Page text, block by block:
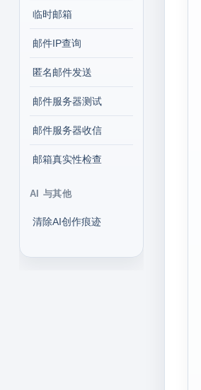
临时邮箱
邮件IP查询
匿名邮件发送
邮件服务器测试
邮件服务器收信
邮箱真实性检查
AI 与其他
清除AI创作痕迹